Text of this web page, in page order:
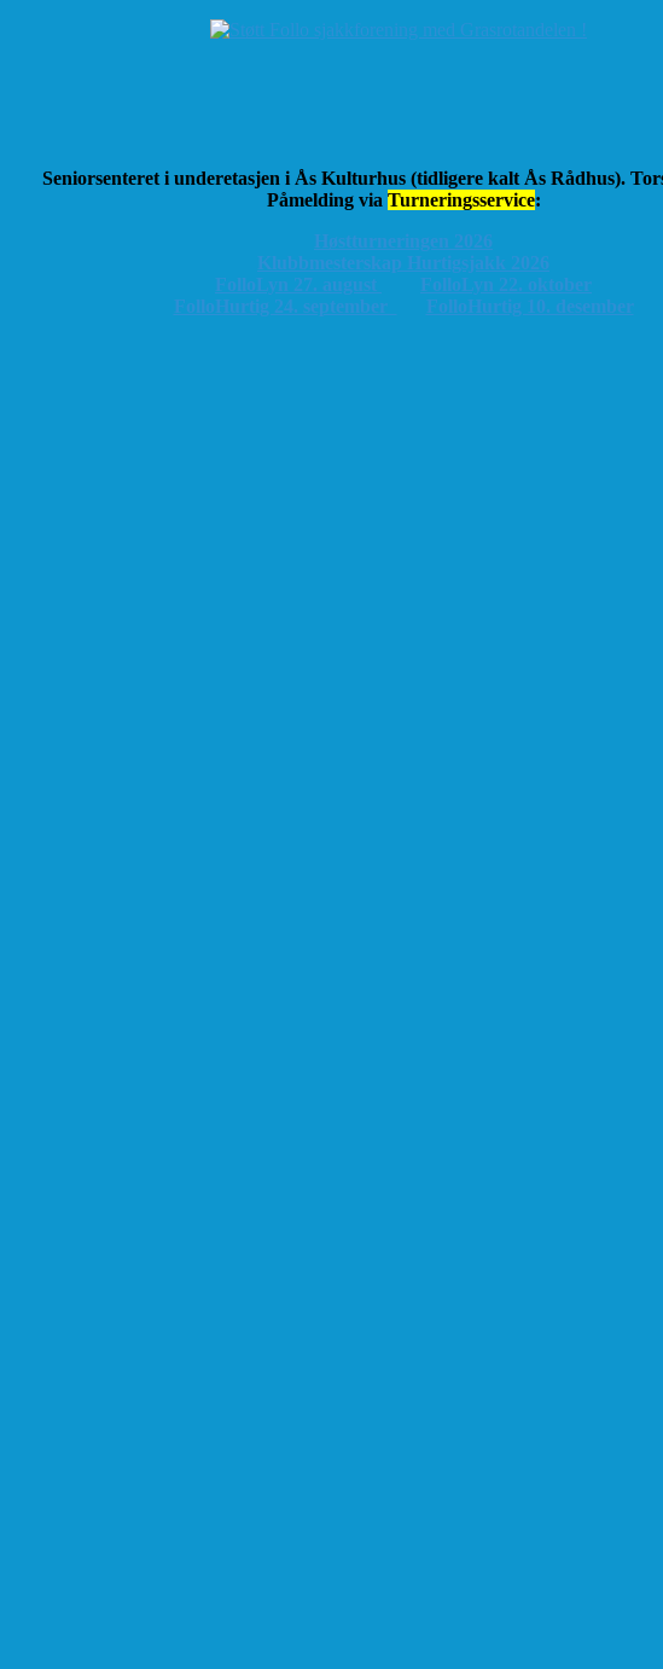
Seniorsenteret i underetasjen i Ås Kulturhus (tidligere kalt Ås Rådhus).
Påmelding via Turneringsservice:
Høstturneringen 2026
Klubbmesterskap Hurtigsjakk 2026
FolloLyn 27. august
FolloLyn 22. oktober
FolloHurtig 24. september
FolloHurtig 10. desember